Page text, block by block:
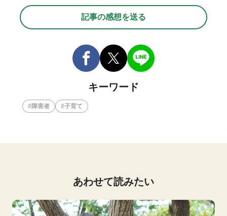
記事の感想を送る
キーワード
障害者 子育て
あわせて読みたい